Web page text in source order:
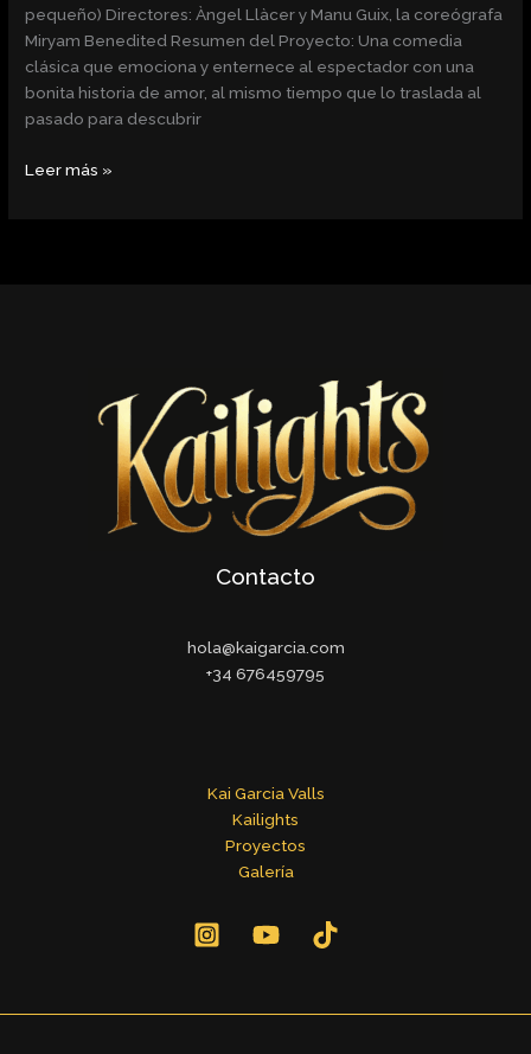
pequeño) Directores: Àngel Llàcer y Manu Guix, la coreógrafa
Miryam Benedited Resumen del Proyecto: Una comedia
clásica que emociona y enternece al espectador con una
bonita historia de amor, al mismo tiempo que lo traslada al
pasado para descubrir
Leer más »
Contacto
hola@kaigarcia.com
+34 676459795
Kai Garcia Valls
Kailights
Proyectos
Galería